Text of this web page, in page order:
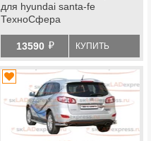
для hyundai santa-fe
ТехноСфера
13590 й КУПИТЬ